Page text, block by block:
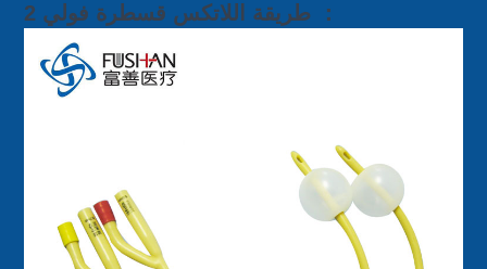
2 طريقة اللاتكس قسطرة فولي ：